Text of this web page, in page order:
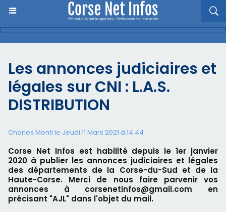
Les annonces judiciaires et
légales sur CNI : L.A.S.
DISTRIBUTION
Charles Monti le Jeudi 11 Mars 2021 à 14:44
Corse Net Infos est habilité depuis le 1er janvier
2020 à publier les annonces judiciaires et légales
des départements de la Corse-du-Sud et de la
Haute-Corse. Merci de nous faire parvenir vos
annonces à corsenetinfos@gmail.com en
précisant "AJL" dans l'objet du mail.